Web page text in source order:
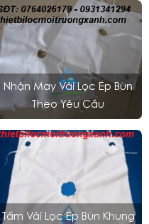
Nhận May Vải Lọc Ép Bùn
Theo Yêu Cầu
Tấm Vải Lọc Ép Bùn Khung